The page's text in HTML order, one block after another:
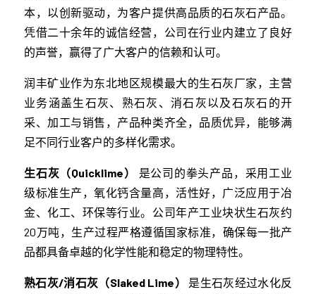
本，以创新驱动，为客户提供高品质的石灰石产品。
凭借二十余年的诚信经营，公司在行业内建立了良好
的声誉，赢得了广大客户的信赖和认可。
润丰矿业作为东北地区规模最大的生石灰厂家，主营
业务涵盖生石灰、熟石灰、消石灰以及石灰石的开
采、加工与销售，产品种类齐全，品质优异，能够满
足不同行业客户的多样化需求。
生石灰（Quicklime）
是公司的拳头产品，采用工业
级标准生产，氧化钙含量高，活性好，广泛应用于冶
金、化工、环保等行业。公司年产工业块状生石灰约
20万吨，生产过程严格遵循国家标准，确保每一批产
品都具备卓越的化学性能和稳定的物理特性。
熟石灰/消石灰（Slaked Lime）
是生石灰经过水化反